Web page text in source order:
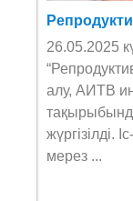
26.05.2025
алу, АИТВ
жүргізілді.
мерез ...